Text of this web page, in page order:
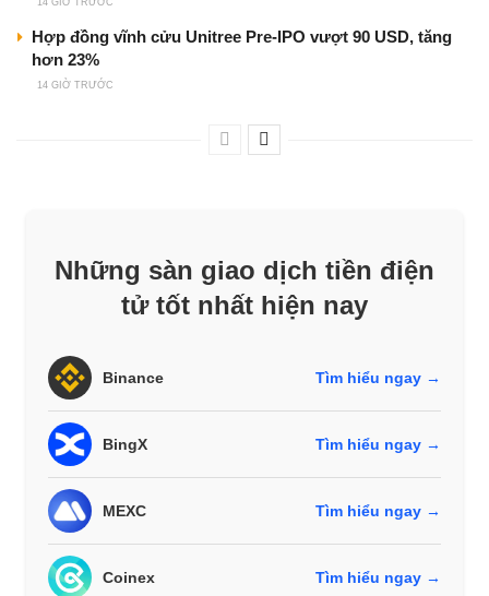
Hợp đồng vĩnh cửu Unitree Pre-IPO vượt 90 USD, tăng
hơn 23%
14 GIỜ TRƯỚC
Những sàn giao dịch tiền điện
tử tốt nhất hiện nay
Binance Tìm hiểu ngay →
BingX Tìm hiểu ngay →
MEXC Tìm hiểu ngay →
Coinex Tìm hiểu ngay →